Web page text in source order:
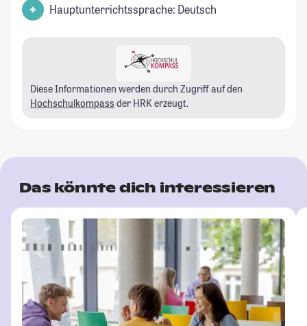
Hauptunterrichtssprache: Deutsch
Diese Informationen werden durch Zugriff auf den
Hochschulkompass der HRK erzeugt.
Das könnte dich interessieren